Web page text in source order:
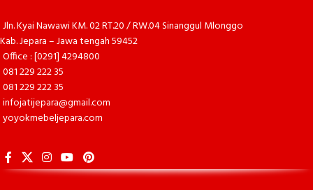
Jln. Kyai Nawawi KM. 02 RT.20 / RW.04 Sinanggul Mlonggo
Kab. Jepara – Jawa tengah 59452
Office : [0291] 4294800
081 229 222 35
081 229 222 35
infojatijepara@gmail.com
yoyokmebeljepara.com